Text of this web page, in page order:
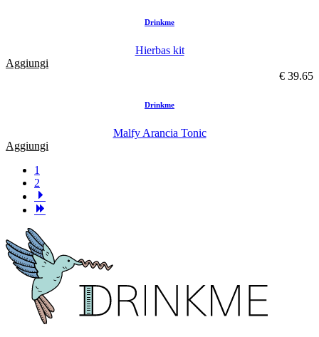
Drinkme
Hierbas kit
Aggiungi
€ 39.65
Drinkme
Malfy Arancia Tonic
Aggiungi
1
2